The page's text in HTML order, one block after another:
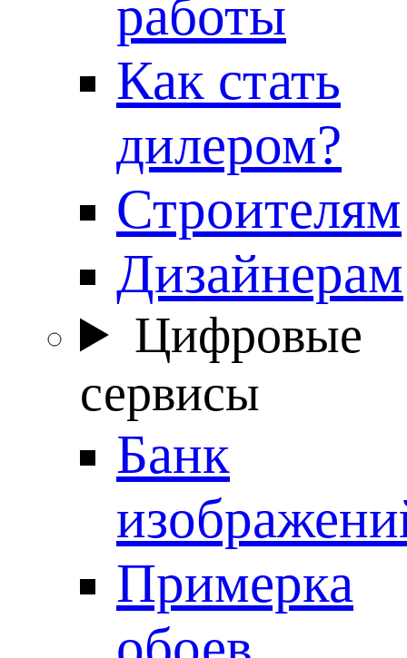
работы
Как стать
дилером?
Строителям
Дизайнерам
Цифровые
сервисы
Банк
Примерка